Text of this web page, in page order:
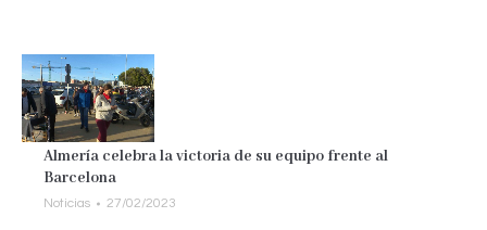
Almería celebra la victoria de su equipo frente al
Barcelona
Noticias 27/02/2023